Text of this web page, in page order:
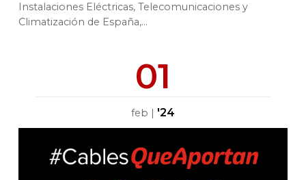
Instalaciones Eléctricas, Telecomunicaciones y
Climatización de España,...
01
feb | '24